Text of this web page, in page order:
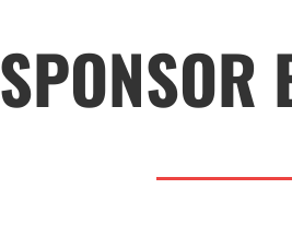
SPONSOR